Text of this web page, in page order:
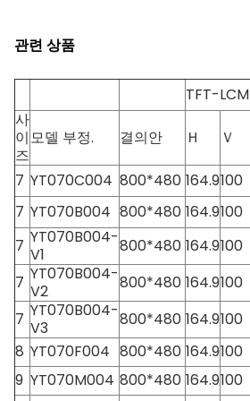
관련 상품
TFT-LCM
사
이
즈
모델 부정. 결의안 Ｈ Ｖ
7 YT070C004 800*480 164.9100
7 YT070B004 800*480 164.9100
7 YT070B004-
V1
800*480 164.9100
7 YT070B004-
V2
800*480 164.9100
7 YT070B004-
V3
800*480 164.9100
8 YT070F004 800*480 164.9100
9 YT070M004 800*480 164.9100